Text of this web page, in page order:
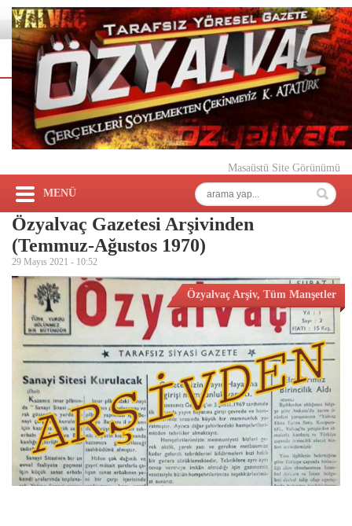
Masaüstü Site Görünümü
MENÜ
Özyalvaç Gazetesi Arşivinden
(Temmuz-Ağustos 1970)
29 Mayıs 2021 - 10:52
Özyalvaç Arşiv, Tüm Manşetler